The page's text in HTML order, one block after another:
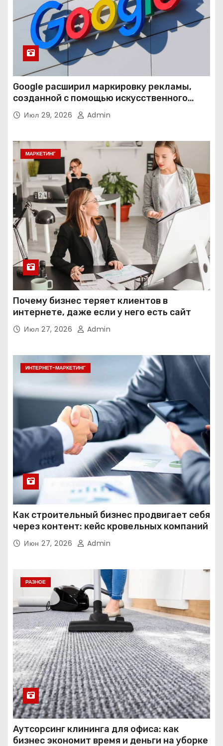
Google расширил маркировку рекламы,
созданной с помощью искусственного
интеллекта
Июл 29, 2026 Admin
МАРКЕТИНГ
Почему бизнес теряет клиентов в
интернете, даже если у него есть сайт
Июл 27, 2026 Admin
ИНТЕРНЕТ-МАРКЕТИНГ
Как строительный бизнес продвигает себя
через контент: кейс кровельных компаний
Июн 27, 2026 Admin
РАЗНОЕ
Аутсорсинг клининга для офиса: как
бизнес экономит время и деньги на уборке